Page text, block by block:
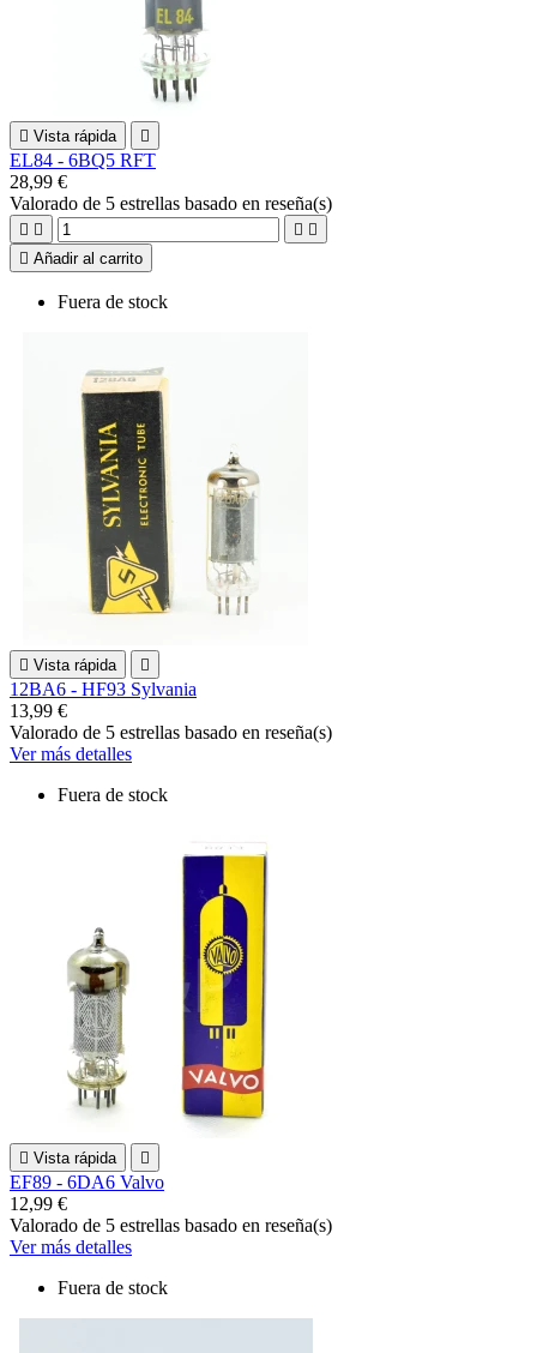
 Vista rápida 
EL84 - 6BQ5 RFT
28,99 €
Valorado de 5 estrellas basado en reseña(s)
   
 Añadir al carrito
Fuera de stock
 Vista rápida 
12BA6 - HF93 Sylvania
13,99 €
Valorado de 5 estrellas basado en reseña(s)
Ver más detalles
Fuera de stock
 Vista rápida 
EF89 - 6DA6 Valvo
12,99 €
Valorado de 5 estrellas basado en reseña(s)
Ver más detalles
Fuera de stock